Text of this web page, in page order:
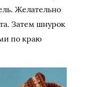
Желательно
Затем шнурок
по краю